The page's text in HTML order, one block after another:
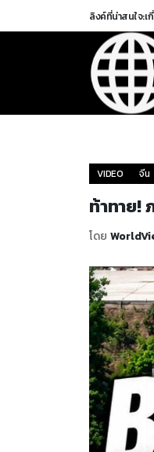
ลิงค์ที่น่าสนใจ:เ
VIDEO จีน
ท้าทาย!
โดย